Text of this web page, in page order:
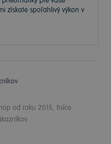
získate spoľahlivý výkon v
od roku 2015, tisíce